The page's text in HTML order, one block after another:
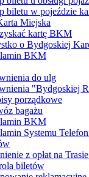
biletu w pojeździe
Miejska
kartę BKM
o Bydgoskiej
BKM
do ulg
"Bydgoskiej
porządkowe
bagażu
BKM
Systemu
z opłat na
biletów